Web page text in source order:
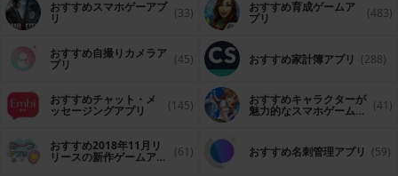
おすすめスマホゲーアプ
リ (33) おすすめ育成ゲームア
プリ (483)
おすすめ自撮りカメラア
プリ (45) おすすめ家計簿アプリ (288)
おすすめチャット・メ
ッセージングアプリ (145) おすすめキャラクターが
魅力的なスマホゲームア (41)
おすすめ2018年11月リ
リースの新作ゲームアプ (61) おすすめ名刺管理アプリ (59)